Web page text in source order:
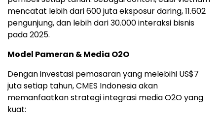
mencatat lebih dari 600 juta eksposur daring, 11.602
pengunjung, dan lebih dari 30.000 interaksi bisnis
pada 2025.
Model Pameran & Media O2O
Dengan investasi pemasaran yang melebihi US$7
juta setiap tahun, CMES Indonesia akan
memanfaatkan strategi integrasi media O2O yang
kuat: